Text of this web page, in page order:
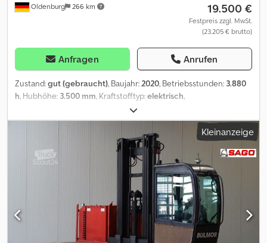
Oldenburg 266 km 19.500 €
Festpreis zzgl. MwSt.
(23.205 € brutto)
Anfragen Anrufen
Zustand:gut (gebraucht), Baujahr:2020, Betriebsstunden: 3.880
h, Hubhöhe: 3.500 mm, Kraftstofftyp:elektrisch,
, Gabellänge:
Vorne: 4 x 2 x 343x135 / Bandagen / 40 - 60% Bereifung Hinten: 6 x
4 x 250 x 80 / Bandagen / 40 - 60% Batterie & Ladegerät: Batterie
Volt: 48 V Batterie AH: 620 Ah Batterie Baujahr: 2020 Wir haben
neben diesem FABRIKAT - MODELL noch ca. 150
Schwerlaststapler, Containerstapler, Reachstacker, Gabelstapler
& Terminaltraktoren in unserem Lager Oldenburg. Besuchen Sie
unsere Homepage - ... Leasing, Mietkauf & Finanzierung zu faieren
Konditionen sind für uns jederzeit machbar. Gerne kaufen wir
auch Ihren Gebrauchten frei an, auch ohne dass Sie ein Fahrzeug
bei uns erwerben. Rufen Sie mich "Marco Levermann" an, ich
Kleinanzeige